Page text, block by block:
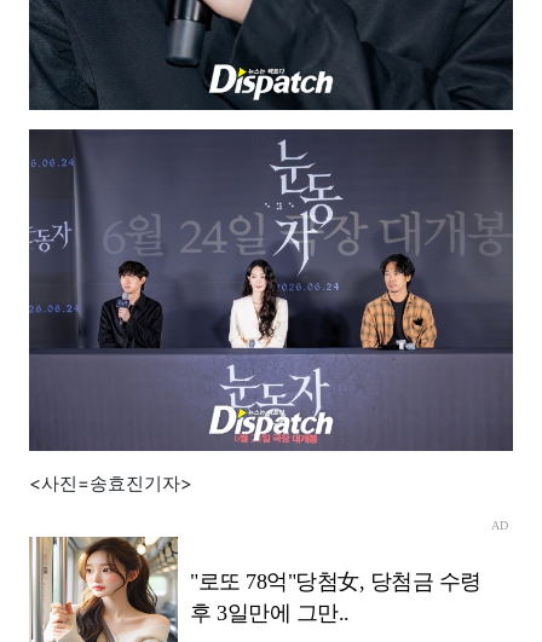
<사진=송효진기자>